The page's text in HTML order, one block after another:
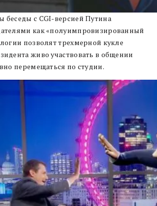
с CGI-версией Путина
как «полуимпровизированный
позволят трехмерной кукле
живо участвовать в общении
перемещаться по студии.